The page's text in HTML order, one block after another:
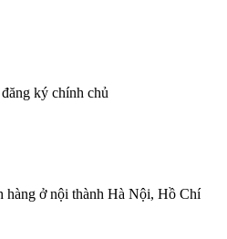
ký chính chủ
hàng ở nội thành Hà Nội, Hồ Chí